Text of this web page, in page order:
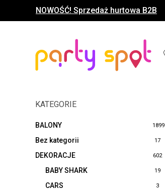
NOWOŚĆ! Sprzedaż hurtowa B2B
KATEGORIE
BALONY 1899
Bez kategorii 17
DEKORACJE 602
BABY SHARK 19
CARS 3